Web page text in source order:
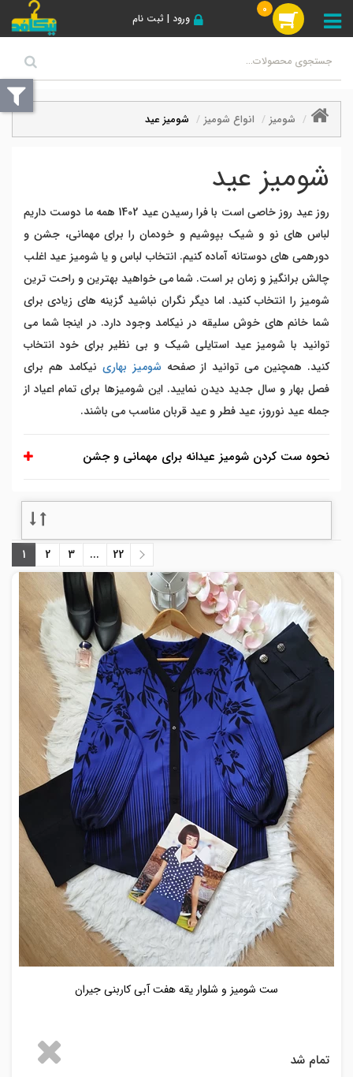
ورود | ثبت نام
0
شومیز انواع شومیز شومیز عید
شومیز عید
روز عید روز خاصی است با فرا رسیدن عید 1402 همه ما دوست داریم
لباس های نو و شیک بپوشیم و خودمان را برای مهمانی، جشن و
دورهمی های دوستانه آماده کنیم. انتخاب لباس و یا شومیز عید اغلب
چالش برانگیز و زمان بر است. شما می خواهید بهترین و راحت ترین
شومیز را انتخاب کنید. اما دیگر نگران نباشید گزینه های زیادی برای
شما خانم های خوش سلیقه در نیکامد وجود دارد. در اینجا شما می
توانید با شومیز عید استایلی شیک و بی نظیر برای خود انتخاب
کنید. همچنین می توانید از صفحه شومیز بهاری نیکامد هم برای
فصل بهار و سال جدید دیدن نمایید. این شومیزها برای تمام اعیاد از
جمله عید نوروز، عید فطر و عید قربان مناسب می باشند.
نحوه ست کردن شومیز عیدانه برای مهمانی و جشن
1 2 3 ... 22
ست شومیز و شلوار یقه هفت آبی کاربنی جیران
تمام شد